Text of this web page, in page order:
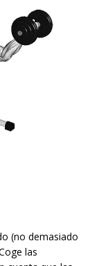
(no demasiado
las